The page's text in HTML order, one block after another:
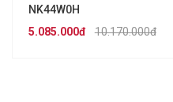
NK44W0H
10.170.000đ
5.085.000đ